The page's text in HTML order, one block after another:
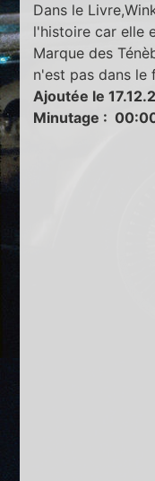
Dans le
l'histoire car elle
Marque des
n'est pas dans le
Ajoutée le
Minutage :